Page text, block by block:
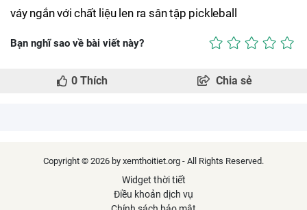
váy ngắn với chất liệu len ra sân tập pickleball
Bạn nghĩ sao về bài viết này?
0 Thích Chia sẻ
Copyright © 2026 by xemthoitiet.org - All Rights Reserved.
Widget thời tiết
Điều khoản dịch vụ